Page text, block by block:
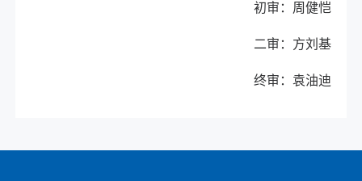
初审：周健恺
二审：方刘基
终审：袁油迪